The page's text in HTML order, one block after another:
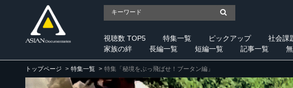
視聴数 TOP5 特集一覧 ピックアップ 社会課
家族の絆
長編一覧 短編一覧 記事一覧
トップページ 特集一覧 特集「秘境をぶっ飛ばせ！ブータン編」